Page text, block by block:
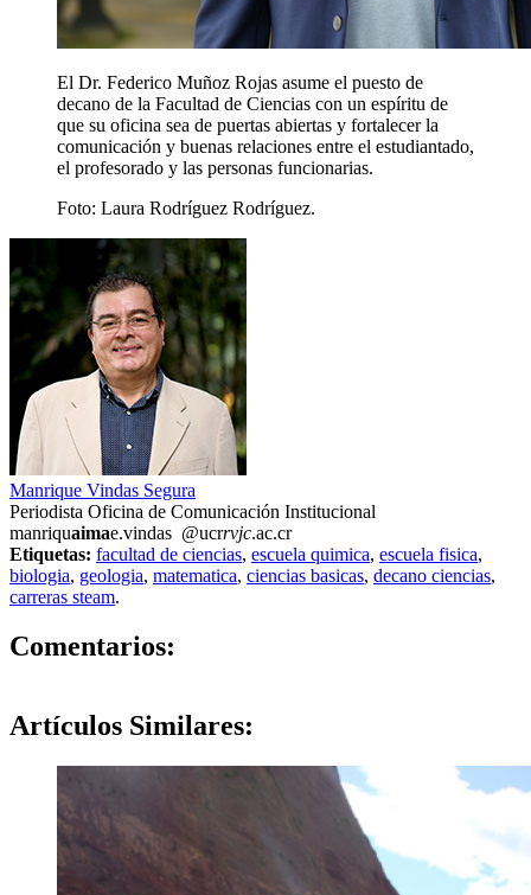
El Dr. Federico Muñoz Rojas asume el puesto de
decano de la Facultad de Ciencias con un espíritu de
que su oficina sea de puertas abiertas y fortalecer la
comunicación y buenas relaciones entre el estudiantado,
el profesorado y las personas funcionarias.
Foto: Laura Rodríguez Rodríguez.
Manrique Vindas Segura
Periodista Oficina de Comunicación Institucional
manriquaimae.vindas @ucrrvjc.ac.cr
Etiquetas: facultad de ciencias, escuela quimica, escuela fisica,
biologia, geologia, matematica, ciencias basicas, decano ciencias,
carreras steam.
Comentarios:
Artículos Similares: